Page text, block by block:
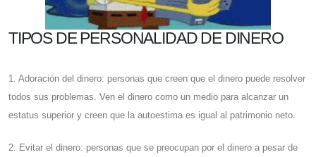
TIPOS DE PERSONALIDAD DE DINERO
1. Adoración del dinero: personas que creen que el dinero puede resolver
todos sus problemas. Ven el dinero como un medio para alcanzar un
estatus superior y creen que la autoestima es igual al patrimonio neto.
2. Evitar el dinero: personas que se preocupan por el dinero a pesar de